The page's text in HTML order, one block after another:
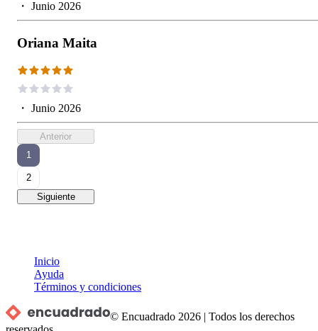
・ Junio 2026
Oriana Maita
・ Junio 2026
Anterior
1
2
Siguiente
Inicio
Ayuda
Términos y condiciones
© Encuadrado 2026 |Todos los derechos